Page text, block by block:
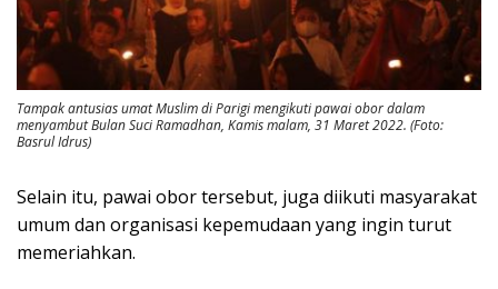
Tampak antusias umat Muslim di Parigi mengikuti pawai obor dalam
menyambut Bulan Suci Ramadhan, Kamis malam, 31 Maret 2022. (Foto:
Basrul Idrus)
Selain itu, pawai obor tersebut, juga diikuti masyarakat
umum dan organisasi kepemudaan yang ingin turut
memeriahkan.